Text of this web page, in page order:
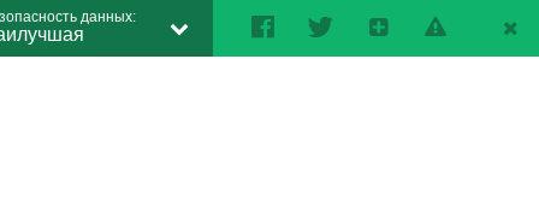
данных: